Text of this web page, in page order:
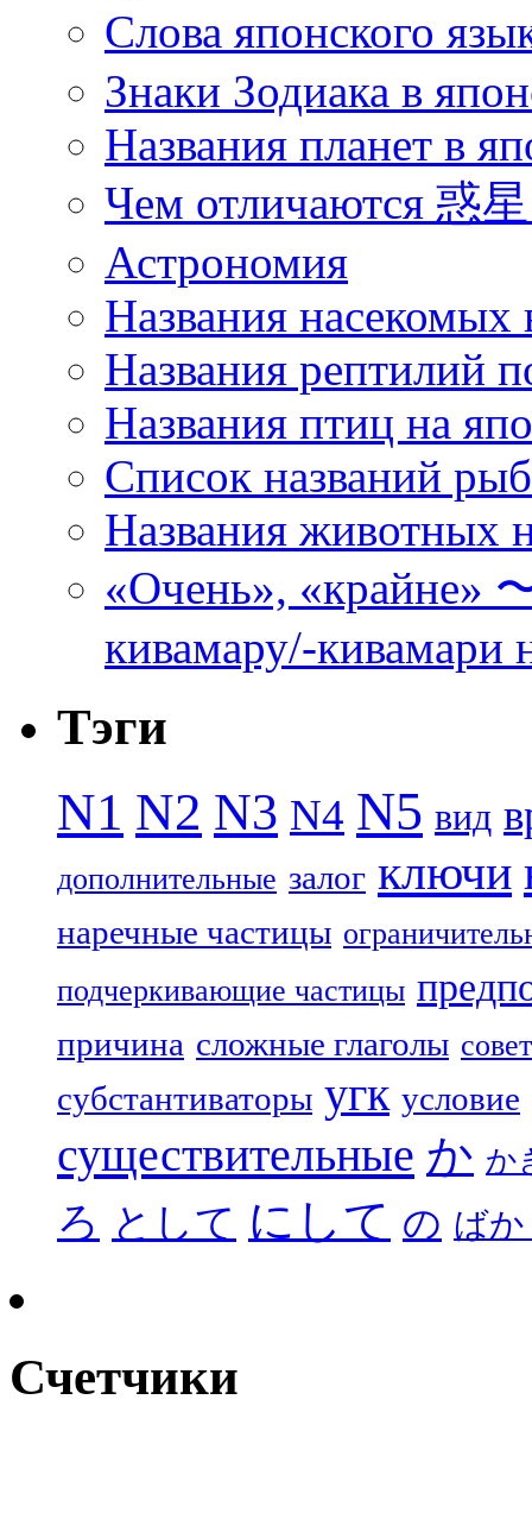
Слова японского
Знаки Зодиака в
Названия планет в
Чем отличаются 惑
Астрономия
Названия насекомых
Названия рептилий
Названия птиц на
Список названий
Названия животных
«Очень», «крайне»
кивамару/-кивамари
Тэги
N1 N2 N3 N4 N5 вид
дополнительные залог ключи
наречные частицы
подчеркивающие частицы
причина сложные глаголы совет
субстантиваторы угк условие
существительные か か
ろ として にして の ば
Счетчики